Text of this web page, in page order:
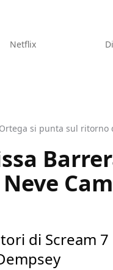
Netflix
si punta sul ritorno
di Scream